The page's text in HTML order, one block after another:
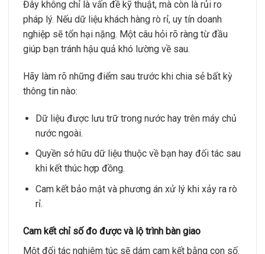
Đây không chỉ là vấn đề kỹ thuật, mà còn là rủi ro
pháp lý. Nếu dữ liệu khách hàng rò rỉ, uy tín doanh
nghiệp sẽ tổn hại nặng. Một câu hỏi rõ ràng từ đầu
giúp bạn tránh hậu quả khó lường về sau.
Hãy làm rõ những điểm sau trước khi chia sẻ bất kỳ
thông tin nào:
Dữ liệu được lưu trữ trong nước hay trên máy chủ
nước ngoài.
Quyền sở hữu dữ liệu thuộc về bạn hay đối tác sau
khi kết thúc hợp đồng.
Cam kết bảo mật và phương án xử lý khi xảy ra rò
rỉ.
Cam kết chỉ số đo được và lộ trình bàn giao
Một đối tác nghiêm túc sẽ dám cam kết bằng con số.